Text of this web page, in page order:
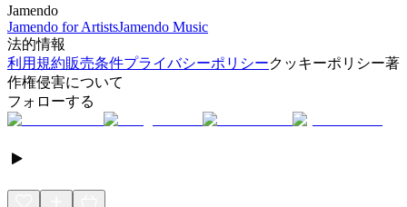
Jamendo
Jamendo for ArtistsJamendo Music
法的情報
利用規約販売条件プライバシーポリシークッキーポリシー著
作権侵害について
フォローする